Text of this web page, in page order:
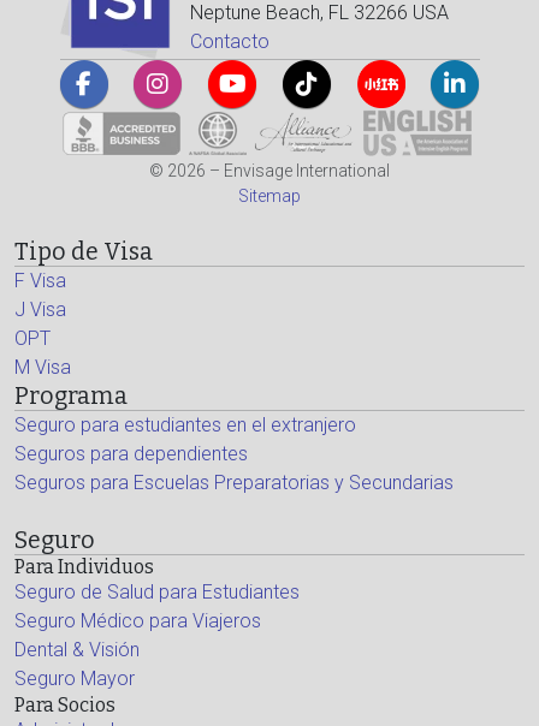
Neptune Beach, FL 32266 USA
Contacto
© 2026 – Envisage International
Sitemap
Tipo de Visa
F Visa
J Visa
OPT
M Visa
Programa
Seguro para estudiantes en el extranjero
Seguros para dependientes
Seguros para Escuelas Preparatorias y Secundarias
Seguro
Para Individuos
Seguro de Salud para Estudiantes
Seguro Médico para Viajeros
Dental & Visión
Seguro Mayor
Para Socios